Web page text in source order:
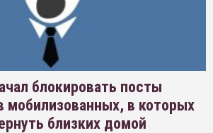
блокировать посты
мобилизованных, в которых
близких домой